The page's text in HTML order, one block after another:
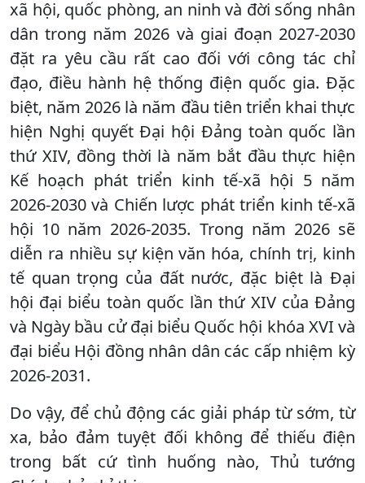
xã hội, quốc phòng, an ninh và đời sống nhân
dân trong năm 2026 và giai đoạn 2027-2030
đặt ra yêu cầu rất cao đối với công tác chỉ
đạo, điều hành hệ thống điện quốc gia. Đặc
biệt, năm 2026 là năm đầu tiên triển khai thực
hiện Nghị quyết Đại hội Đảng toàn quốc lần
thứ XIV, đồng thời là năm bắt đầu thực hiện
Kế hoạch phát triển kinh tế-xã hội 5 năm
2026-2030 và Chiến lược phát triển kinh tế-xã
hội 10 năm 2026-2035. Trong năm 2026 sẽ
diễn ra nhiều sự kiện văn hóa, chính trị, kinh
tế quan trọng của đất nước, đặc biệt là Đại
hội đại biểu toàn quốc lần thứ XIV của Đảng
và Ngày bầu cử đại biểu Quốc hội khóa XVI và
đại biểu Hội đồng nhân dân các cấp nhiệm kỳ
2026-2031.
Do vậy, để chủ động các giải pháp từ sớm, từ
xa, bảo đảm tuyệt đối không để thiếu điện
trong bất cứ tình huống nào, Thủ tướng